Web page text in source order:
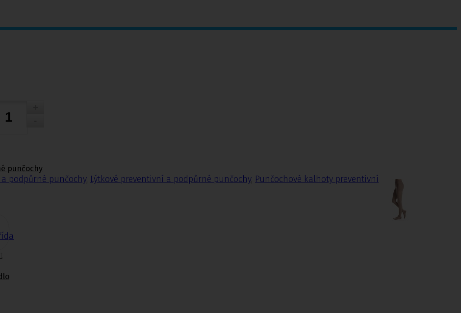
punčochy
podpůrné punčochy, Lýtkové preventivní a podpůrné punčochy, Punčochové kalhoty preventivní